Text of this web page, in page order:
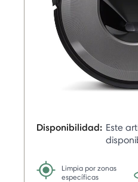
Disponibilidad: Este
Limpia por zonas
específicas